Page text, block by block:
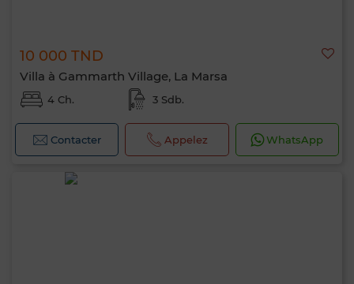
10 000 TND
Villa à Gammarth Village, La Marsa
4 Ch. 3 Sdb.
Contacter Appelez WhatsApp